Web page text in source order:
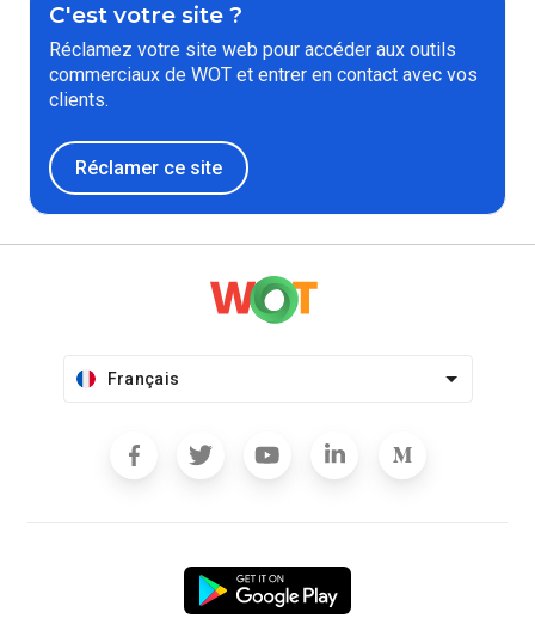
C'est votre site ?
Réclamez votre site web pour accéder aux outils
commerciaux de WOT et entrer en contact avec vos
clients.
Réclamer ce site
Français